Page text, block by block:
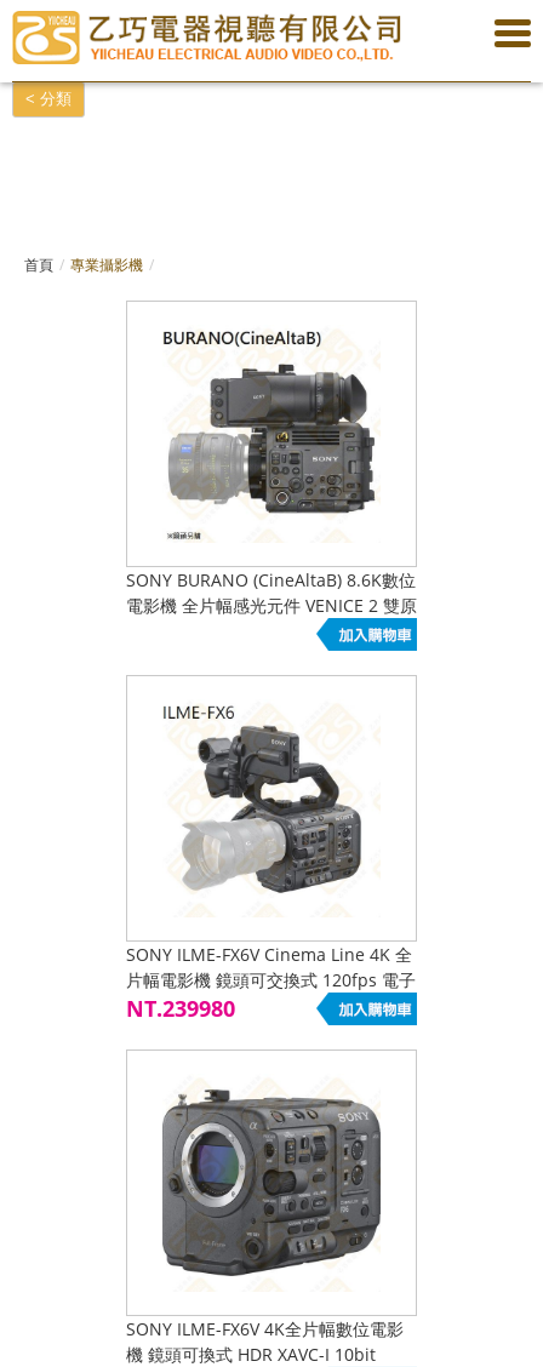
< 分類
首頁
專業攝影機
SONY BURANO (CineAltaB) 8.6K數位
電影機 全片幅感光元件 VENICE 2 雙原
生ISO AI晶片 E接環 E-mount
SONY ILME-FX6V Cinema Line 4K 全
片幅電影機 鏡頭可交換式 120fps 電子
ND
NT.239980
SONY ILME-FX6V 4K全片幅數位電影
機 鏡頭可換式 HDR XAVC-I 10bit